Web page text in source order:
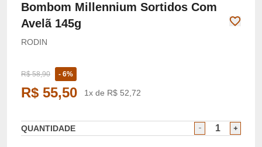
Bombom Millennium Sortidos Com
Avelã 145g
RODIN
R$ 58,90 - 6%
R$ 55,50 1x de R$ 52,72
QUANTIDADE